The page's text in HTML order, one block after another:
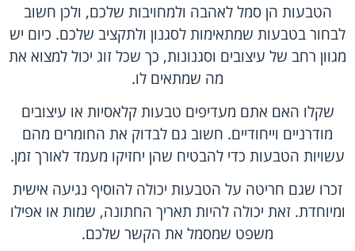
הטבעות הן סמל לאהבה ולמחויבות שלכם, ולכן חשוב
לבחור בטבעות שמתאימות לסגנון ולתקציב שלכם. כיום יש
מגוון רחב של עיצובים וסגנונות, כך שכל זוג יכול למצוא את
מה שמתאים לו.
שקלו האם אתם מעדיפים טבעות קלאסיות או עיצובים
מודרניים וייחודיים. חשוב גם לבדוק את החומרים מהם
עשויות הטבעות כדי להבטיח שהן יחזיקו מעמד לאורך זמן.
זכרו שגם חריטה על הטבעות יכולה להוסיף נגיעה אישית
ומיוחדת. זאת יכולה להיות תאריך החתונה, שמות או אפילו
משפט שמסמל את הקשר שלכם.